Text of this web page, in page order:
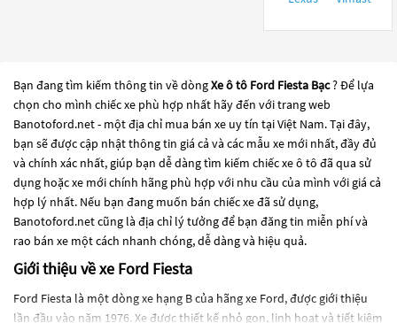
Bạn đang tìm kiếm thông tin về dòngXe ô tô Ford Fiesta Bạc? Để lựa
chọn cho mình chiếc xe phù hợp nhất hãy đến với trang web
Banotoford.net - một địa chỉ mua bán xe uy tín tại Việt Nam. Tại đây,
bạn sẽ được cập nhật thông tin giá cả và các mẫu xe mới nhất, đầy đủ
và chính xác nhất, giúp bạn dễ dàng tìm kiếm chiếc xe ô tô đã qua sử
dụng hoặc xe mới chính hãng phù hợp với nhu cầu của mình với giá cả
hợp lý nhất. Nếu bạn đang muốn bán chiếc xe đã sử dụng,
Banotoford.net cũng là địa chỉ lý tưởng để bạn đăng tin miễn phí và
rao bán xe một cách nhanh chóng, dễ dàng và hiệu quả.
Giới thiệu về xe Ford Fiesta
Ford Fiesta là một dòng xe hạng B của hãng xe Ford, được giới thiệu
lần đầu vào năm 1976. Xe được thiết kế nhỏ gọn, linh hoạt và tiết kiệm